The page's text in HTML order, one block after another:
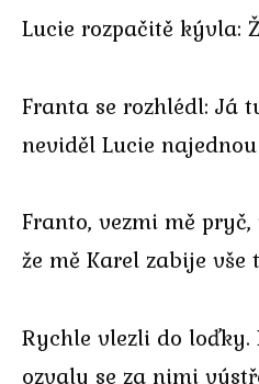
Lucie rozpačitě kývla:
Franta se rozhlédl: Já
neviděl Lucie
Franto, vezmi mě
že mě Karel zabije vše
Rychle vlezli do
ozvaly se za nimi